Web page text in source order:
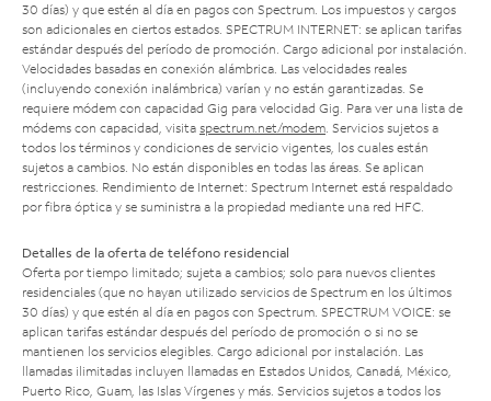
30 días) y que estén al día en pagos con Spectrum. Los impuestos y cargos
son adicionales en ciertos estados. SPECTRUM INTERNET: se aplican tarifas
estándar después del período de promoción. Cargo adicional por instalación.
Velocidades basadas en conexión alámbrica. Las velocidades reales
(incluyendo conexión inalámbrica) varían y no están garantizadas. Se
requiere módem con capacidad Gig para velocidad Gig. Para ver una lista de
módems con capacidad, visita spectrum.net/modem. Servicios sujetos a
todos los términos y condiciones de servicio vigentes, los cuales están
sujetos a cambios. No están disponibles en todas las áreas. Se aplican
restricciones. Rendimiento de Internet: Spectrum Internet está respaldado
por fibra óptica y se suministra a la propiedad mediante una red HFC.
Detalles de la oferta de teléfono residencial
Oferta por tiempo limitado; sujeta a cambios; solo para nuevos clientes
residenciales (que no hayan utilizado servicios de Spectrum en los últimos
30 días) y que estén al día en pagos con Spectrum. SPECTRUM VOICE: se
aplican tarifas estándar después del período de promoción o si no se
mantienen los servicios elegibles. Cargo adicional por instalación. Las
llamadas ilimitadas incluyen llamadas en Estados Unidos, Canadá, México,
Puerto Rico, Guam, las Islas Vírgenes y más. Servicios sujetos a todos los